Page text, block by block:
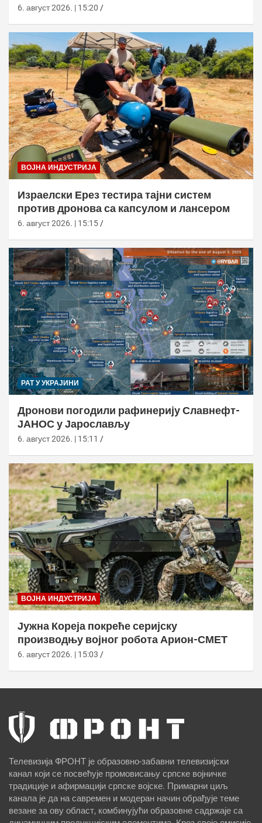
6. август 2026. | 15:20
ВОЈНА ИНДУСТРИЈА
Израелски Ерез тестира тајни систем
против дронова са капсулом и лансером
6. август 2026. | 15:15
РАТ У УКРАЈИНИ
Дронови погодили рафинерију Славнефт-
ЈАНОС у Јарослављу
6. август 2026. | 15:11
ВОЈНА ИНДУСТРИЈА
Јужна Кореја покреће серијску
производњу војног робота Арион-СМЕТ
6. август 2026. | 15:03
Телевизија ФРОНТ је образовно-забавни телевизијски
канал који се посвећује промовисању српске војничке
традиције и афирмацији српске војске. Примарни циљ
канала је да на савремен и модеран начин обрађује теме
везане за ову област, комбинујући образовне садржаје са